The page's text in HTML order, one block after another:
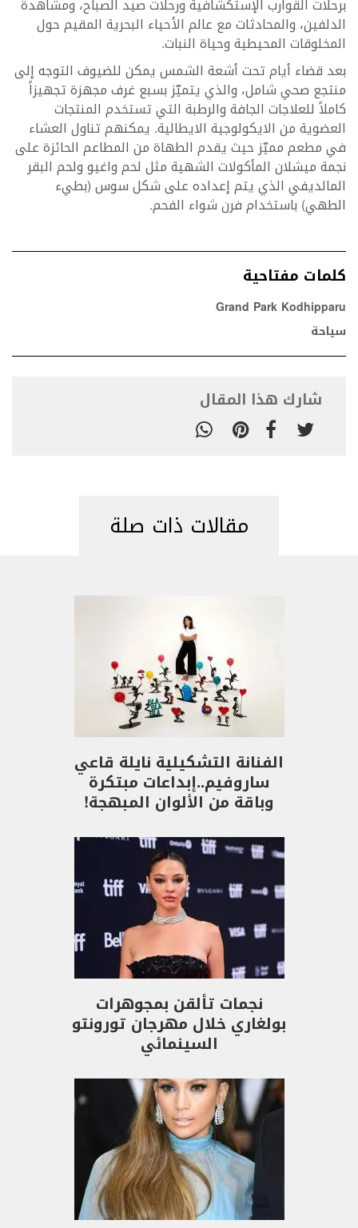
برحلات القوارب الإستكشافية ورحلات صيد الصباح، ومشاهدة
الدلفين، والمحادثات مع عالم الأحياء البحرية المقيم حول
المخلوقات المحيطية وحياة النبات.
بعد قضاء أيام تحت أشعة الشمس يمكن للضيوف التوجه إلى
منتجع صحي شامل، والذي يتميّز بسبع غرف مجهزة تجهيزاً
كاملاً للعلاجات الجافة والرطبة التي تستخدم المنتجات
العضوية من الايكولوجية الايطالية. يمكنهم تناول العشاء
في مطعم مميّز حيث يقدم الطهاة من المطاعم الحائزة على
نجمة ميشلان المأكولات الشهية مثل لحم واغيو ولحم البقر
المالديفي الذي يتم إعداده على شكل سوس (بطيء
الطهي) باستخدام فرن شواء الفحم.
كلمات مفتاحية
Grand Park Kodhipparu
سياحة
شارك هذا المقال
مقالات ذات صلة
الفنانة التشكيلية نايلة قاعي
ساروفيم..إبداعات مبتكرة
وباقة من الألوان المبهجة!
نجمات تألقن بمجوهرات
بولغاري خلال مهرجان تورونتو
السينمائي